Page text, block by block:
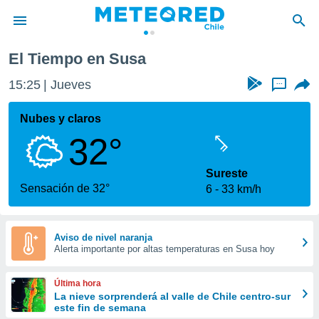
de
por
que se
calidad.
a este
las
y
forma
digital
basada
El Tiempo en Susa
15:25 Jueves ...
Nubes y claros
32°
Sensación de 32°
Sureste
6
33 km/h
Aviso de nivel naranja
Alerta importante por altas temperaturas en Susa hoy
Última hora
La nieve sorprenderá al valle de Chile centro-sur
este fin de semana